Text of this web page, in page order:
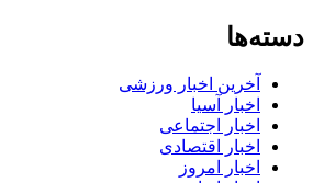
دسته‌ها
آخرین اخبار ورزشی
اخبار آسیا
اخبار اجتماعی
اخبار اقتصادی
اخبار امروز